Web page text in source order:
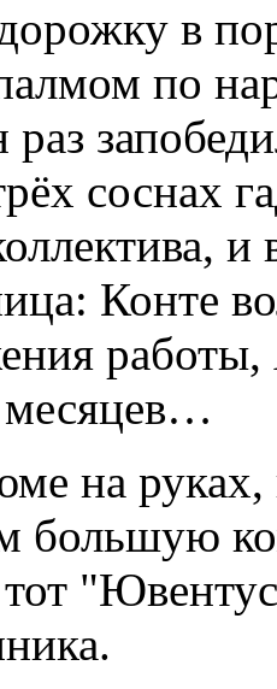
в
по
раз
соснах
Конте
месяцев…
на руках,
большую